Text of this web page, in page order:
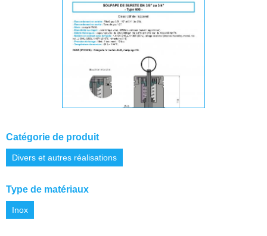
Catégorie de produit
Divers et autres réalisations
Type de matériaux
Inox